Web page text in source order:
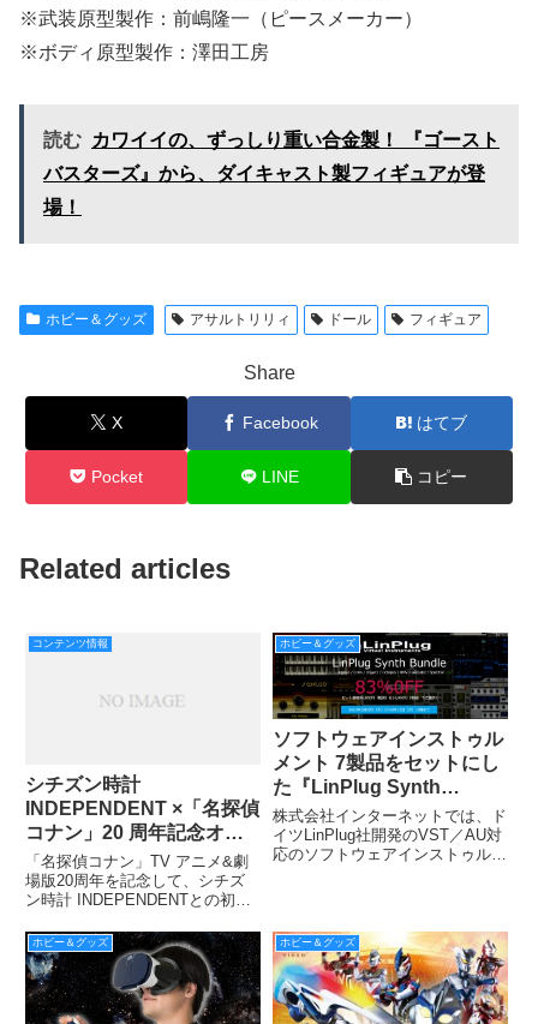
※武装原型製作：前嶋隆一（ピースメーカー）
※ボディ原型製作：澤田工房
読む カワイイの、ずっしり重い合金製！ 『ゴースト
バスターズ』から、ダイキャスト製フィギュアが登
場！
ホビー＆グッズ アサルトリリィ ドール フィギュア
Share
X Facebook はてブ
Pocket LINE コピー
Related articles
コンテンツ情報
シチズン時計
INDEPENDENT ×「名探偵
コナン」20 周年記念オフ
ィシャルコラボウォッチ!!
「名探偵コナン」TV アニメ&劇
場版20周年を記念して、シチズ
ン時計 INDEPENDENTとの初の
「名探偵コナン」の原作者・青山
剛昌先生公認による初の公式コラ
ボウォッチ！ インペリアル・エ
ンタープライズのブラ
ホビー＆グッズ
ソフトウェアインストゥル
メント 7製品をセットにし
た『LinPlug Synth
Bundle』が、期間限定で
83%OFF！
株式会社インターネットでは、ド
イツLinPlug社開発のVST／AU対
応のソフトウェアインストゥルメ
ろ、83%OFFとなる14,8
ホビー＆グッズ ホビー＆グッズ